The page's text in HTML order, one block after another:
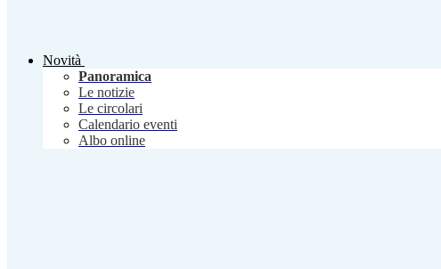
Novità
Panoramica
Le notizie
Le circolari
Calendario eventi
Albo online